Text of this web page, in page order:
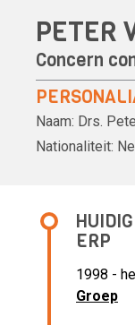
PETER
Concern
Naam: Drs.
Nationaliteit:
ERP
1998 -
Groep